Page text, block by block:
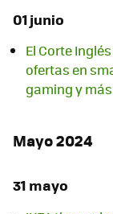
01 junio
El Corte
ofertas en
gaming y más
Mayo 2024
31 mayo